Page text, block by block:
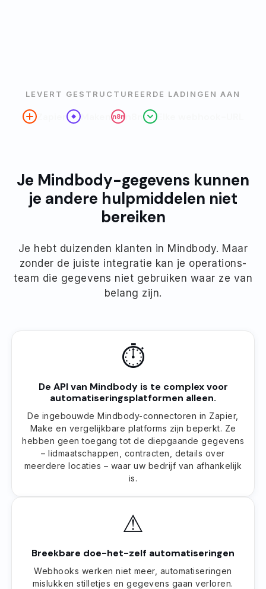
LEVERT GESTRUCTUREERDE LADINGEN AAN
Zapier Maken n8nn8n Elke webhook-URL
Je Mindbody-gegevens kunnen
je andere hulpmiddelen niet
bereiken
Je hebt duizenden klanten in Mindbody. Maar
zonder de juiste integratie kan je operations-
team die gegevens niet gebruiken waar ze van
belang zijn.
⏱
De API van Mindbody is te complex voor
automatiseringsplatformen alleen.
De ingebouwde Mindbody-connectoren in Zapier,
Make en vergelijkbare platforms zijn beperkt. Ze
hebben geen toegang tot de diepgaande gegevens
– lidmaatschappen, contracten, details over
meerdere locaties – waar uw bedrijf van afhankelijk
is.
⚠
Breekbare doe-het-zelf automatiseringen
Webhooks werken niet meer, automatiseringen
mislukken stilletjes en gegevens gaan verloren.